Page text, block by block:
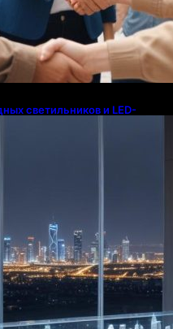
светильников и LED-